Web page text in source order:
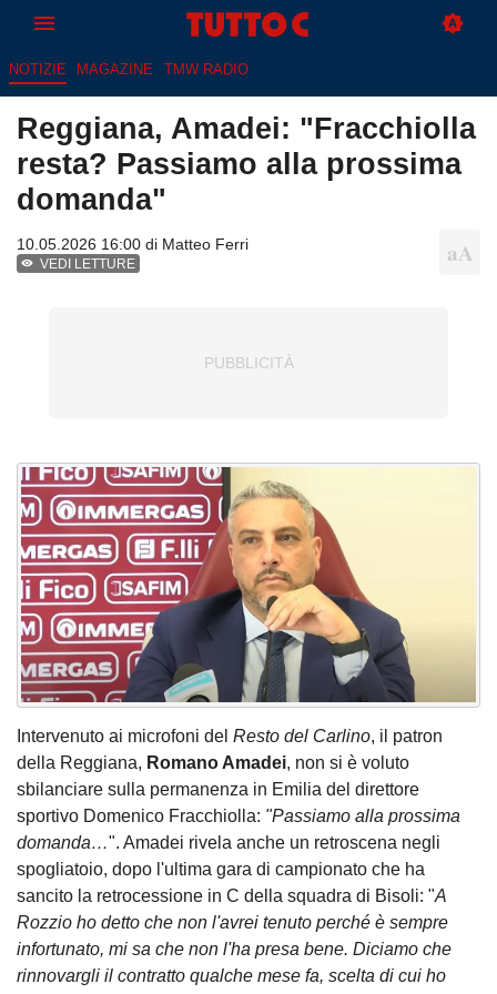
NOTIZIE MAGAZINE TMW RADIO
Reggiana, Amadei: "Fracchiolla
resta? Passiamo alla prossima
domanda"
10.05.2026 16:00 di Matteo Ferri
VEDI LETTURE
Intervenuto ai microfoni del Resto del Carlino, il patron
della Reggiana, Romano Amadei, non si è voluto
sbilanciare sulla permanenza in Emilia del direttore
sportivo Domenico Fracchiolla: "Passiamo alla prossima
domanda…". Amadei rivela anche un retroscena negli
spogliatoio, dopo l'ultima gara di campionato che ha
sancito la retrocessione in C della squadra di Bisoli: "A
Rozzio ho detto che non l'avrei tenuto perché è sempre
infortunato, mi sa che non l'ha presa bene. Diciamo che
rinnovargli il contratto qualche mese fa, scelta di cui ho